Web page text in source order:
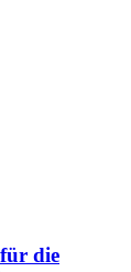
die